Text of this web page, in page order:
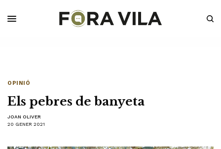
OPINIÓ
Els pebres de banyeta
JOAN OLIVER
20 GENER 2021